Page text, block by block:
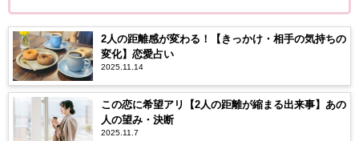
2人の距離感が変わる！【きっかけ・相手の気持ちの
変化】恋愛占い
2025.11.14
この恋に希望アリ【2人の距離が縮まる出来事】あの
人の望み・決断
2025.11.7